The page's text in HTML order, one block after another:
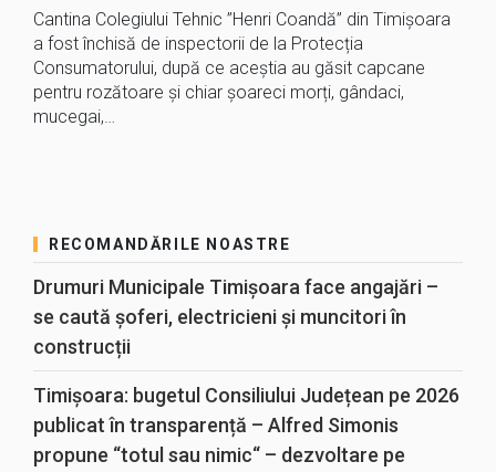
Cantina Colegiului Tehnic ”Henri Coandă” din Timișoara
a fost închisă de inspectorii de la Protecția
Consumatorului, după ce aceștia au găsit capcane
pentru rozătoare şi chiar șoareci morți, gândaci,
mucegai,…
RECOMANDĂRILE NOASTRE
Drumuri Municipale Timișoara face angajări –
se caută șoferi, electricieni și muncitori în
construcții
Timișoara: bugetul Consiliului Județean pe 2026
publicat în transparență – Alfred Simonis
propune “totul sau nimic“ – dezvoltare pe